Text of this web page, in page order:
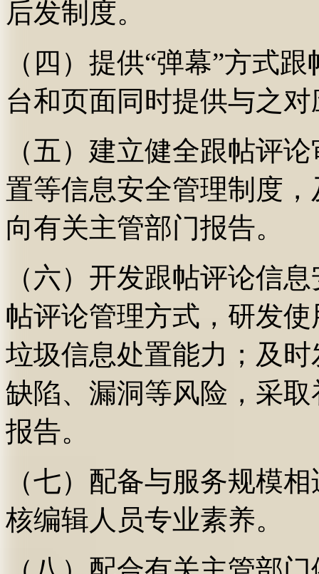
后发制度。
（四）提供“弹幕”方式
台和页面同时提供与之
（五）建立健全跟帖评
置等信息安全管理制度
向有关主管部门报告。
（六）开发跟帖评论信
帖评论管理方式，研发
垃圾信息处置能力；及
缺陷、漏洞等风险，采
报告。
（七）配备与服务规模
核编辑人员专业素养。